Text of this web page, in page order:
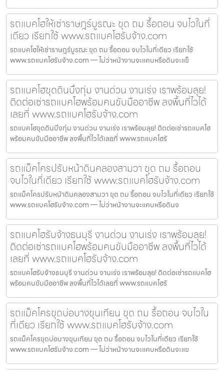
รถแบคโฮให้เช่าราษฎร์บูรณะ ขุด ถม รื้อถอน จบไวในที่
เดียว เรียกใช้ www.รถแบคโฮรับจ้าง.com
รถแบคโฮให้เช่าราษฎร์บูรณะ ขุด ถม รื้อถอน จบไวในที่เดียว เรียกใช้
www.รถแบคโฮรับจ้าง.com — ไม่ว่าหน้างานจะแคบหรือดินจะแข็
รถแบคโฮขุดดินบึงกุ่ม งานด่วน งานเร่ง เราพร้อมลุย!
ติดต่อเช่ารถแบคโฮพร้อมคนขับมืออาชีพ ลงพื้นที่ไวได้
เลยที่ www.รถแบคโฮรับจ้าง.com
รถแบคโฮขุดดินบึงกุ่ม งานด่วน งานเร่ง เราพร้อมลุย! ติดต่อเช่ารถแบคโฮ
พร้อมคนขับมืออาชีพ ลงพื้นที่ไวได้เลยที่ www.รถแบคโฮรั
รถแม็คโครปรับหน้าดินคลองสามวา ขุด ถม รื้อถอน
จบไวในที่เดียว เรียกใช้ www.รถแบคโฮรับจ้าง.com
รถแม็คโครปรับหน้าดินคลองสามวา ขุด ถม รื้อถอน จบไวในที่เดียว เรียกใช้
www.รถแบคโฮรับจ้าง.com — ไม่ว่าหน้างานจะแคบหรือดินจ
รถแบคโฮรับจ้างธนบุรี งานด่วน งานเร่ง เราพร้อมลุย!
ติดต่อเช่ารถแบคโฮพร้อมคนขับมืออาชีพ ลงพื้นที่ไวได้
เลยที่ www.รถแบคโฮรับจ้าง.com
รถแบคโฮรับจ้างธนบุรี งานด่วน งานเร่ง เราพร้อมลุย! ติดต่อเช่ารถแบคโฮ
พร้อมคนขับมืออาชีพ ลงพื้นที่ไวได้เลยที่ www.รถแบคโฮรั
รถแม็คโครขุดบ่อบางขุนเทียน ขุด ถม รื้อถอน จบไวใน
ที่เดียว เรียกใช้ www.รถแบคโฮรับจ้าง.com
รถแม็คโครขุดบ่อบางขุนเทียน ขุด ถม รื้อถอน จบไวในที่เดียว เรียกใช้
www.รถแบคโฮรับจ้าง.com — ไม่ว่าหน้างานจะแคบหรือดินจะแข